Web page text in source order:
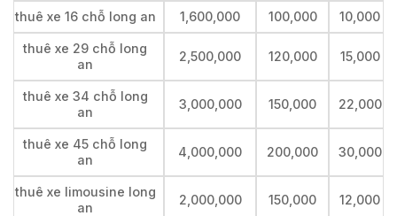
thuê xe 16 chỗ long an 1,600,000 100,000 10,000
thuê xe 29 chỗ long
an
2,500,000 120,000 15,000
thuê xe 34 chỗ long
an
3,000,000 150,000 22,000
thuê xe 45 chỗ long
an
4,000,000 200,000 30,000
thuê xe limousine long
an
2,000,000 150,000 12,000